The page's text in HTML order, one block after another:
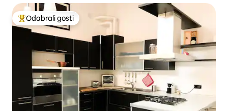
Među najviše rangiranima s oznakom „Odabrali gosti”
Odabrali gosti